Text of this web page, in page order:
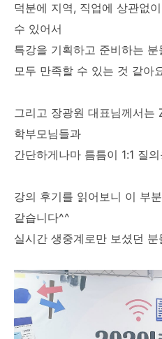
덕분에 지역, 직업에 상관없
수 있어서
특강을 기획하고 준비하는
모두 만족할 수 있는 것 같아
그리고 장광원 대표님께서는
학부모님들과
간단하게나마 틈틈이 1:1 질
강의 후기를 읽어보니 이 부
같습니다^^
실시간 생중계로만 보셨던